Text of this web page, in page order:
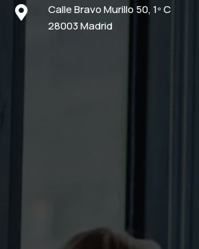

Calle Bravo Murillo 50, 1º C
28003 Madrid